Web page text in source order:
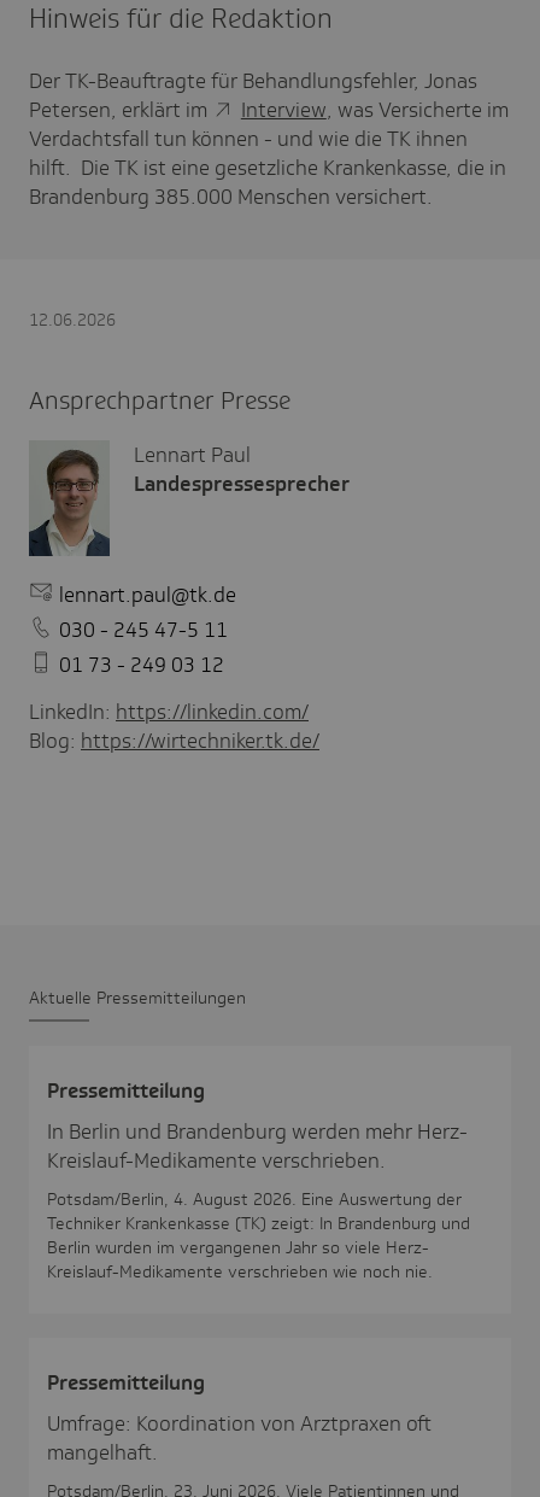
Hinweis für die Redaktion
Der TK-Beauftragte für Behandlungsfehler, Jonas
Petersen, erklärt im
Interview, was Versicherte im
Verdachtsfall tun können - und wie die TK ihnen
hilft. Die TK ist eine gesetzliche Krankenkasse, die in
Brandenburg 385.000 Menschen versichert.
12.06.2026
Ansprechpartner Presse
Lennart Paul
Landespressesprecher
lennart.paul@tk.de
030 - 245 47-5 11
01 73 - 249 03 12
LinkedIn: https://linkedin.com/
Blog: https://wirtechniker.tk.de/
Aktu­elle Pres­se­mit­tei­lungen
Pres­se­mit­tei­lung
In Berlin und Brandenburg werden mehr Herz-
Kreislauf-Medikamente verschrieben.
Potsdam/Berlin, 4. August 2026. Eine Auswertung der
Techniker Krankenkasse (TK) zeigt: In Brandenburg und
Berlin wurden im vergangenen Jahr so viele Herz-
Kreislauf-Medikamente verschrieben wie noch nie.
Pres­se­mit­tei­lung
Umfrage: Koordination von Arztpraxen oft
mangelhaft.
Potsdam/Berlin, 23. Juni 2026. Viele Patientinnen und